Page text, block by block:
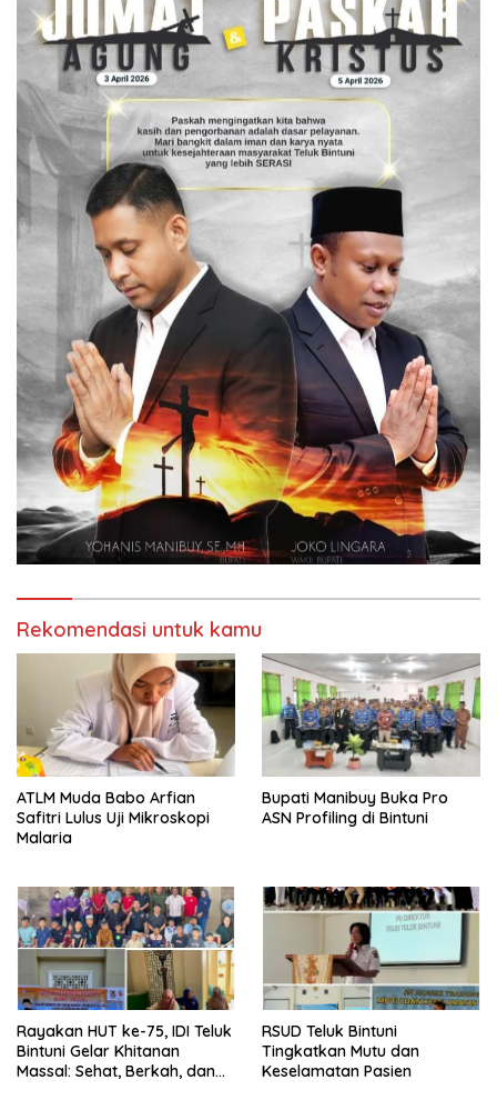
Rekomendasi untuk kamu
ATLM Muda Babo Arfian
Safitri Lulus Uji Mikroskopi
Malaria
Bupati Manibuy Buka Pro
ASN Profiling di Bintuni
Rayakan HUT ke-75, IDI Teluk
Bintuni Gelar Khitanan
Massal: Sehat, Berkah, dan
RSUD Teluk Bintuni
Tingkatkan Mutu dan
Keselamatan Pasien